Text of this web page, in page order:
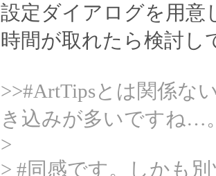
設定ダイアログを用意
時間が取れたら検討し
>>#ArtTipsとは関係な
き込みが多いですね…
>
> #同感です。しかも